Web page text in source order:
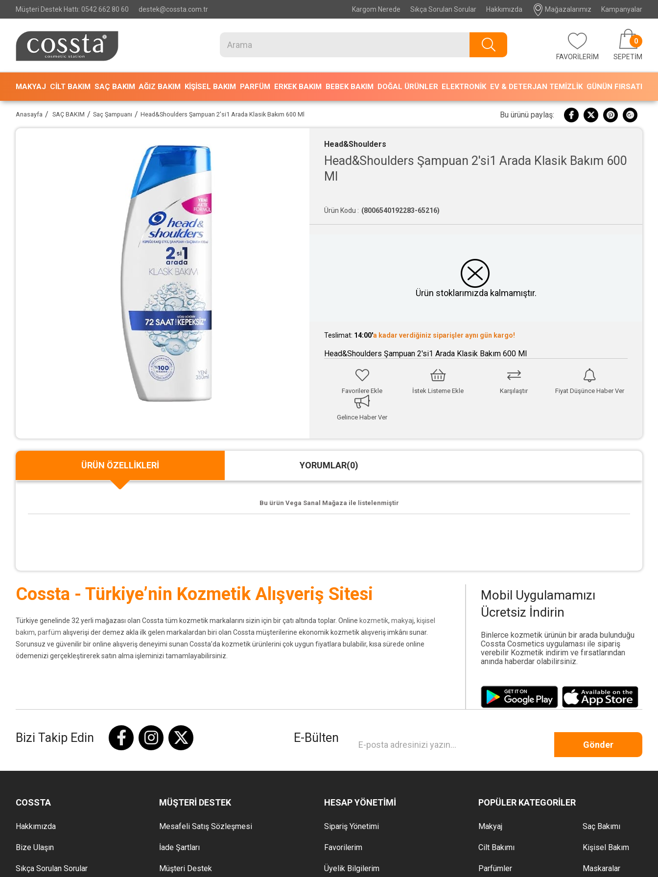
Müşteri Destek Hattı: 0542 662 80 60 destek@cossta.com.tr Kargom Nerede Sıkça Sorulan Sorular Hakkımızda Mağazalarımız Kampanyalar
SEPETIM
0
FAVORİLERİM
MAKYAJ CİLT BAKIM SAÇ BAKIM AĞIZ BAKIM KİŞİSEL BAKIM PARFÜM ERKEK BAKIM BEBEK BAKIM DOĞAL ÜRÜNLER ELEKTRONİK EV & DETERJAN TEMİZLİK GÜNÜN FIRSATI
Anasayfa SAÇ BAKIM Saç Şampuanı Head&Shoulders Şampuan 2'si1 Arada Klasik Bakım 600 Ml Bu ürünü paylaş:
Head&Shoulders
Head&Shoulders Şampuan 2'si1 Arada Klasik Bakım 600
Ml
(8006540192283-65216)
Ürün stoklarımızda kalmamıştır.
Teslimat: 14:00'a kadar verdiğiniz siparişler aynı gün kargo!
Head&Shoulders Şampuan 2'si1 Arada Klasik Bakım 600 Ml
Favorilere Ekle İstek Listeme Ekle Karşılaştır Fiyat Düşünce Haber Ver
Gelince Haber Ver
ÜRÜN ÖZELLIKLERI YORUMLAR(0)
Bu ürün Vega Sanal Mağaza ile listelenmiştir
Cossta - Türkiye’nin Kozmetik Alışveriş Sitesi
Türkiye genelinde 32 yerli mağazası olan Cossta tüm kozmetik markalarını sizin için bir çatı altında toplar. Online kozmetik, makyaj, kişisel
bakım, parfüm alışverişi der demez akla ilk gelen markalardan biri olan Cossta müşterilerine ekonomik kozmetik alışveriş imkânı sunar.
Sorunsuz ve güvenilir bir online alışveriş deneyimi sunan Cossta’da kozmetik ürünlerini çok uygun fiyatlara bulabilir, kısa sürede online
ödemenizi gerçekleştirerek satın alma işleminizi tamamlayabilirsiniz.
Mobil Uygulamamızı
Ücretsiz İndirin
Binlerce kozmetik ürünün bir arada bulunduğu
Cossta Cosmetics uygulaması ile sipariş
verebilir Kozmetik indirim ve fırsatlarından
anında haberdar olabilirsiniz.
Bizi Takip Edin E-Bülten Gönder
COSSTA
Hakkımızda
Bize Ulaşın
Sıkça Sorulan Sorular
MÜŞTERİ DESTEK
Mesafeli Satış Sözleşmesi
İade Şartları
Müşteri Destek
HESAP YÖNETİMİ
Sipariş Yönetimi
Favorilerim
Üyelik Bilgilerim
POPÜLER KATEGORİLER
Makyaj
Cilt Bakımı
Parfümler
Saç Bakımı
Kişisel Bakım
Maskaralar